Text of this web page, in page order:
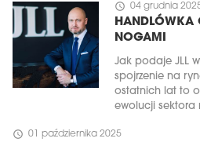
schedule 04 grudnia
HANDLÓWKA
NOGAMI
Jak podaje JLL
spojrzenie na
ostatnich lat to
ewolucji sektora
schedule 01 października 2025